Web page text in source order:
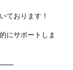
ております！
にサポートしま